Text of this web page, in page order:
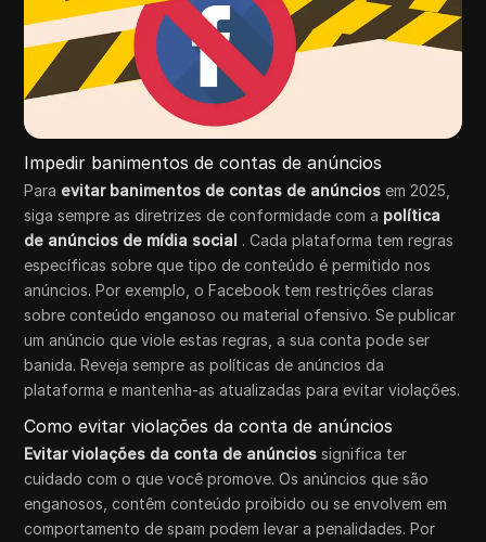
Impedir banimentos de contas de anúncios
Para evitar banimentos de contas de anúncios em 2025,
siga sempre as diretrizes de conformidade com a política
de anúncios de mídia social . Cada plataforma tem regras
específicas sobre que tipo de conteúdo é permitido nos
anúncios. Por exemplo, o Facebook tem restrições claras
sobre conteúdo enganoso ou material ofensivo. Se publicar
um anúncio que viole estas regras, a sua conta pode ser
banida. Reveja sempre as políticas de anúncios da
plataforma e mantenha-as atualizadas para evitar violações.
Como evitar violações da conta de anúncios
Evitar violações da conta de anúncios significa ter
cuidado com o que você promove. Os anúncios que são
enganosos, contêm conteúdo proibido ou se envolvem em
comportamento de spam podem levar a penalidades. Por